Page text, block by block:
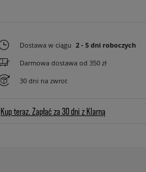
Dostawa w ciągu 2 - 5 dni roboczych
Darmowa dostawa od 350 zł
30 dni na zwrot
Kup teraz. Zapłać za 30 dni z Klarną